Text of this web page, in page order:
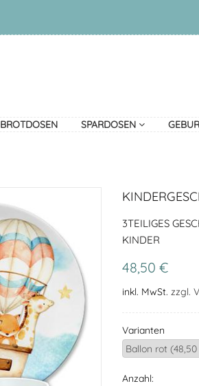
BROTDOSEN SPARDOSEN
3TEILIGES
KINDER
48,50 €
inkl. MwSt. zzgl.
Varianten
Anzahl: